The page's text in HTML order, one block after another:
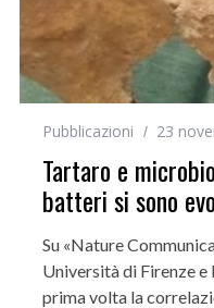
Pubblicazioni 23
Tartaro e
batteri si sono
Su «Nature
Università di Firenze
prima volta la